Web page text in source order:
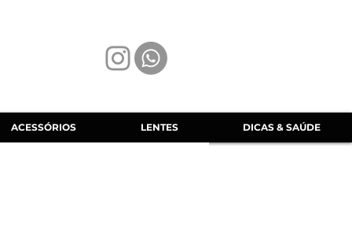
ACESSÓRIOS LENTES DICAS & SAÚDE